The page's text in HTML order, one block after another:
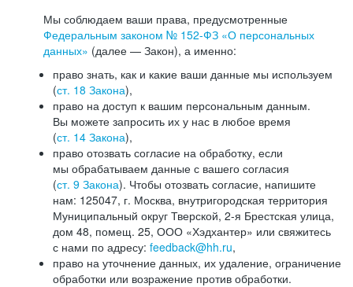
Мы соблюдаем ваши права, предусмотренные
Федеральным законом № 152-ФЗ «О персональных
данных» (далее — Закон), а именно:
право знать, как и какие ваши данные мы используем
(ст. 18 Закона),
право на доступ к вашим персональным данным.
Вы можете запросить их у нас в любое время
(ст. 14 Закона),
право отозвать согласие на обработку, если
мы обрабатываем данные с вашего согласия
(ст. 9 Закона). Чтобы отозвать согласие, напишите
нам: 125047, г. Москва, внутригородская территория
Муниципальный округ Тверской, 2-я Брестская улица,
дом 48, помещ. 25, ООО «Хэдхантер» или свяжитесь
с нами по адресу: feedback@hh.ru,
право на уточнение данных, их удаление, ограничение
обработки или возражение против обработки.